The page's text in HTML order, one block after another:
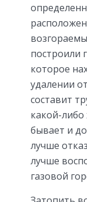
построили
которое
удалении
составит
какой-либо
бывает и
лучше
лучше
газовой